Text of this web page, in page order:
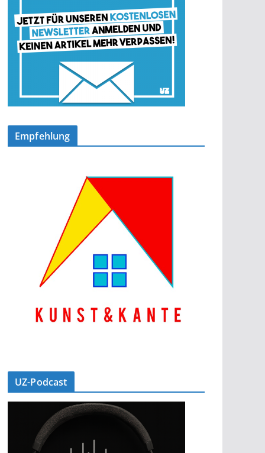
Empfehlung
UZ-Podcast